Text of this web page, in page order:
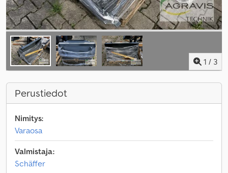
1 / 3
Perustiedot
Nimitys:
Varaosa
Valmistaja:
Schäffer